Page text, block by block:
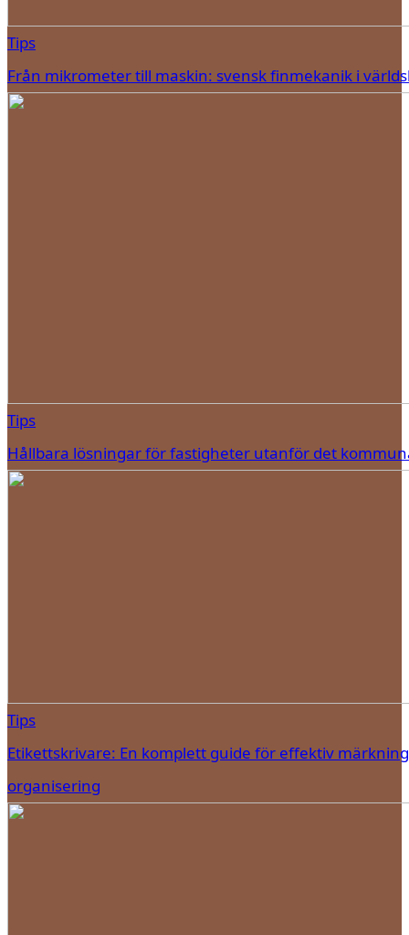
Tips
Från mikrometer till maskin: svensk finmekanik i
Tips
Hållbara lösningar för fastigheter utanför det
Tips
Etikettskrivare: En komplett guide för effektiv
organisering